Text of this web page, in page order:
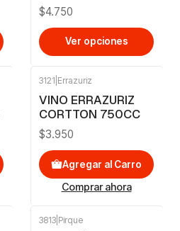
$4.750
Ver opciones
3121 Errazuriz
VINO ERRAZURIZ
CORTTON 750CC
$3.950
Agregar al Carro
Comprar ahora
3813 Pirque